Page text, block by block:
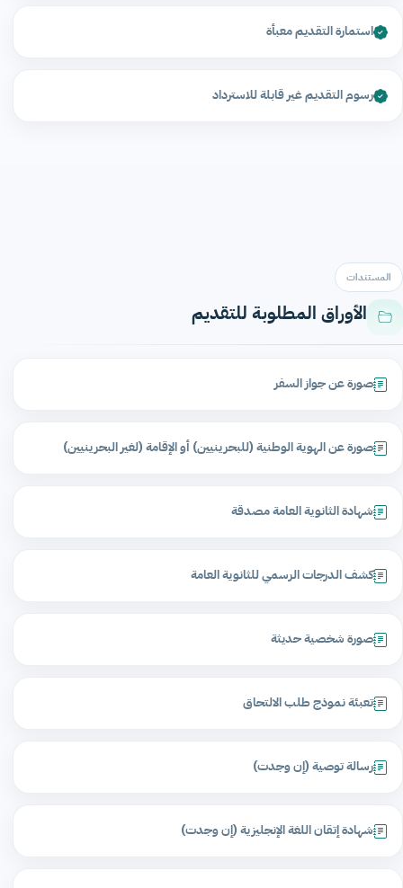
استمارة التقديم معبأة
رسوم التقديم غير قابلة للاسترداد
المستندات
الأوراق المطلوبة للتقديم
صورة عن جواز السفر
صورة عن الهوية الوطنية (للبحرينيين) أو الإقامة (لغير البحرينيين)
شهادة الثانوية العامة مصدقة
كشف الدرجات الرسمي للثانوية العامة
صورة شخصية حديثة
تعبئة نموذج طلب الالتحاق
رسالة توصية (إن وجدت)
شهادة إتقان اللغة الإنجليزية (إن وجدت)